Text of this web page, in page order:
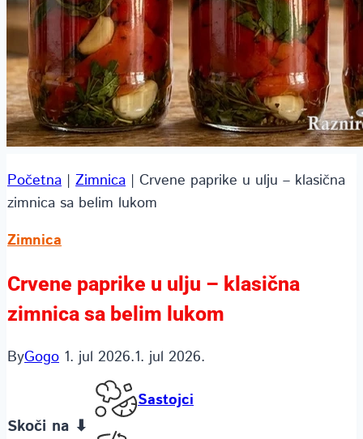
Početna | Zimnica | Crvene paprike u ulju – klasična
zimnica sa belim lukom
Zimnica
Crvene paprike u ulju – klasična
zimnica sa belim lukom
ByGogo 1. jul 2026.1. jul 2026.
Skoči na ⬇
Sastojci